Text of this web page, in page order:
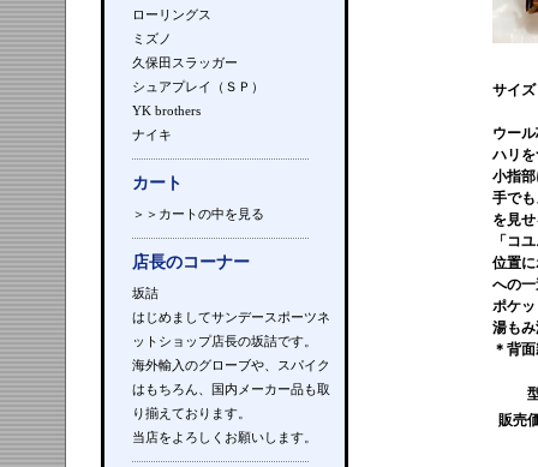
ローリングス
ミズノ
久保田スラッガー
シュアプレイ（ＳＰ）
YK brothers
ナイキ
カート
＞＞カートの中を見る
店長のコーナー
坂詰
はじめましてサンデースポーツネ
ットショップ店長の坂詰です。
海外輸入のグローブや、スパイク
はもちろん、国内メーカー品も取
り揃えております。
当店をよろしくお願いします。
サイ
ウー
ハリ
小指
手で
を見
「コ
位置
への
ポケ
湯も
＊背
販売